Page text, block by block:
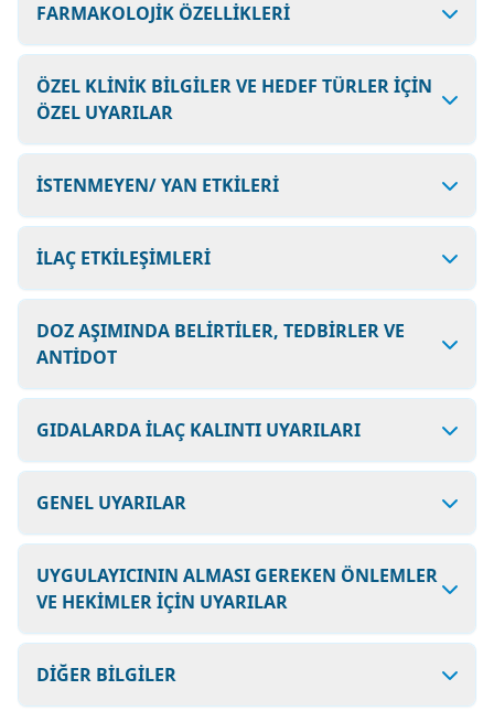
FARMAKOLOJİK ÖZELLİKLERİ
ÖZEL KLİNİK BİLGİLER VE HEDEF TÜRLER İÇİN
ÖZEL UYARILAR
İSTENMEYEN/ YAN ETKİLERİ
İLAÇ ETKİLEŞİMLERİ
DOZ AŞIMINDA BELİRTİLER, TEDBİRLER VE
ANTİDOT
GIDALARDA İLAÇ KALINTI UYARILARI
GENEL UYARILAR
UYGULAYICININ ALMASI GEREKEN ÖNLEMLER
VE HEKİMLER İÇİN UYARILAR
DİĞER BİLGİLER